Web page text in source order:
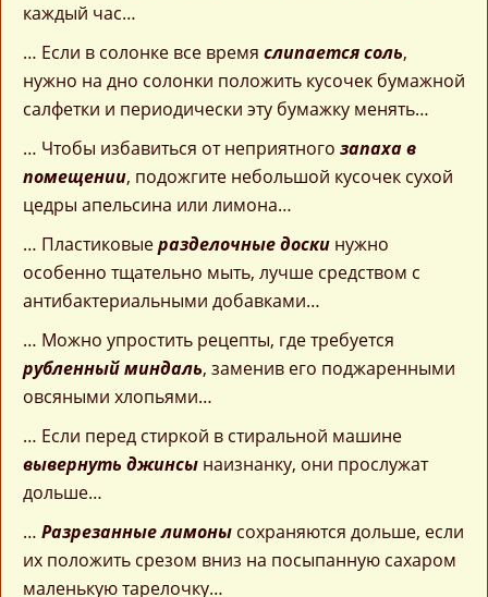
каждый час…
… Если в солонке все время слипается соль,
нужно на дно солонки положить кусочек бумажной
салфетки и периодически эту бумажку менять…
… Чтобы избавиться от неприятного запаха в
помещении, подожгите небольшой кусочек сухой
цедры апельсина или лимона…
… Пластиковыеразделочные доски нужно
особенно тщательно мыть, лучше средством с
антибактериальными добавками…
… Можно упростить рецепты, где требуется
рубленный миндаль, заменив его поджаренными
овсяными хлопьями…
… Если перед стиркой в стиральной машине
вывернуть джинсы наизнанку, они прослужат
дольше…
… Разрезанные лимоны сохраняются дольше, если
их положить срезом вниз на посыпанную сахаром
маленькую тарелочку…